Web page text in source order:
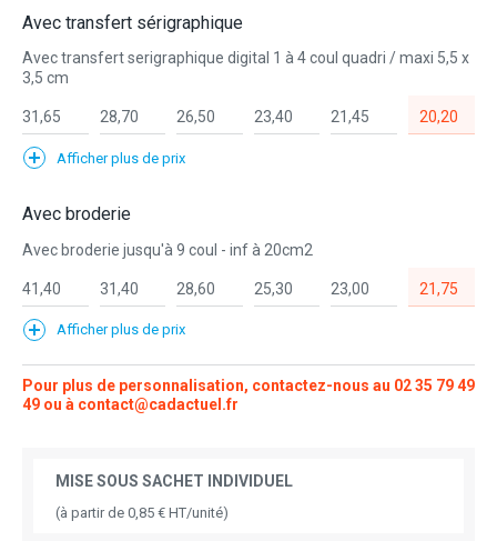
Avec transfert sérigraphique
Avec transfert serigraphique digital 1 à 4 coul quadri / maxi 5,5 x
3,5 cm
31,65 28,70 26,50 23,40 21,45 20,20
Afficher plus de prix
Avec broderie
Avec broderie jusqu'à 9 coul - inf à 20cm2
41,40 31,40 28,60 25,30 23,00 21,75
Afficher plus de prix
Pour plus de personnalisation, contactez-nous au 02 35 79 49
49 ou à contact@cadactuel.fr
MISE SOUS SACHET INDIVIDUEL
(à partir de 0,85 € HT/unité)